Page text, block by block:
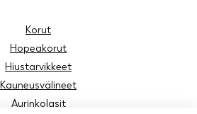
Korut
Hopeakorut
Hiustarvikkeet
Kauneusvälineet
Aurinkolasit